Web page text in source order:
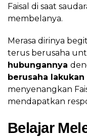
Faisal di saat
membelanya.
Merasa dirinya
terus berusaha
hubungannya
berusaha
menyenangkan
mendapatkan
Belajar